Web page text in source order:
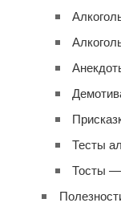
Тесты
Тосты —